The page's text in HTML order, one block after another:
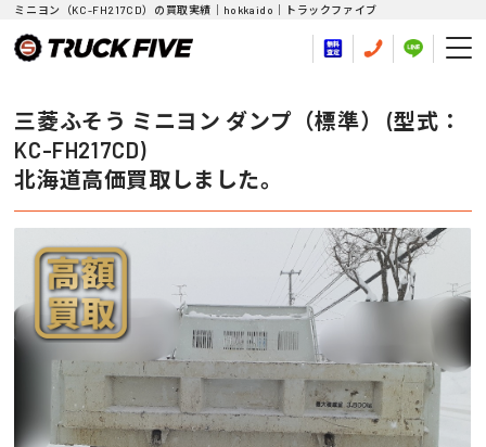
ミニヨン（KC-FH217CD）の買取実績｜hokkaido｜トラックファイブ
三菱ふそう ミニヨン ダンプ（標準） (型式：
KC-FH217CD)
北海道高価買取しました。